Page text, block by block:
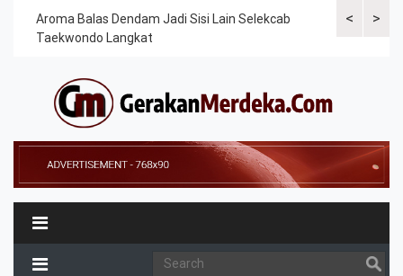
<
Aroma Balas Dendam Jadi Sisi Lain Selekcab
Taekwondo Langkat
>